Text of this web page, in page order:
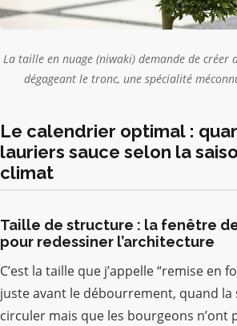
La taille en nuage (niwaki) demande de créer
dégageant le tronc, une spécialité
Le calendrier optimal :
lauriers sauce selon la
climat
Taille de structure : la fenêtre
pour redessiner l’architecture
C’est la taille que j’appelle “remise en
juste avant le débourrement, quand la
circuler mais que les bourgeons n’ont